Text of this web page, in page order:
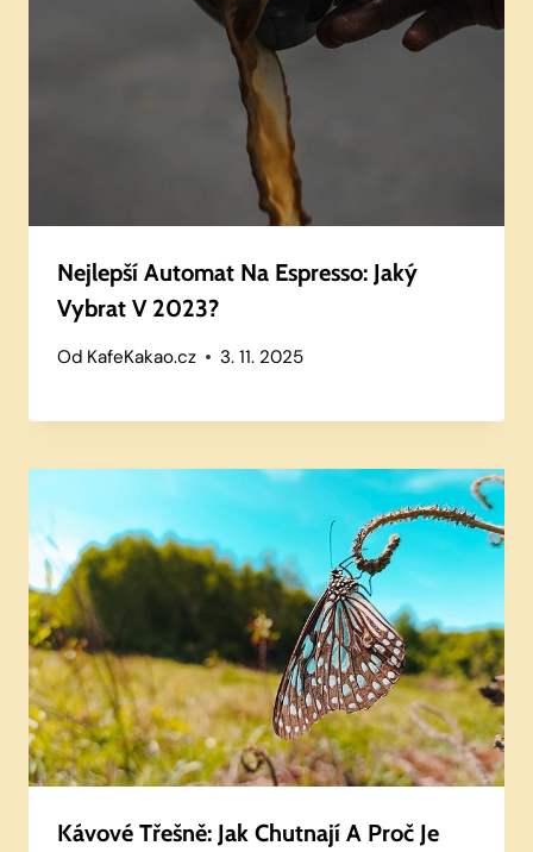
Nejlepší Automat Na Espresso: Jaký
Vybrat V 2023?
Od KafeKakao.cz 3. 11. 2025
Kávové Třešně: Jak Chutnají A Proč Je